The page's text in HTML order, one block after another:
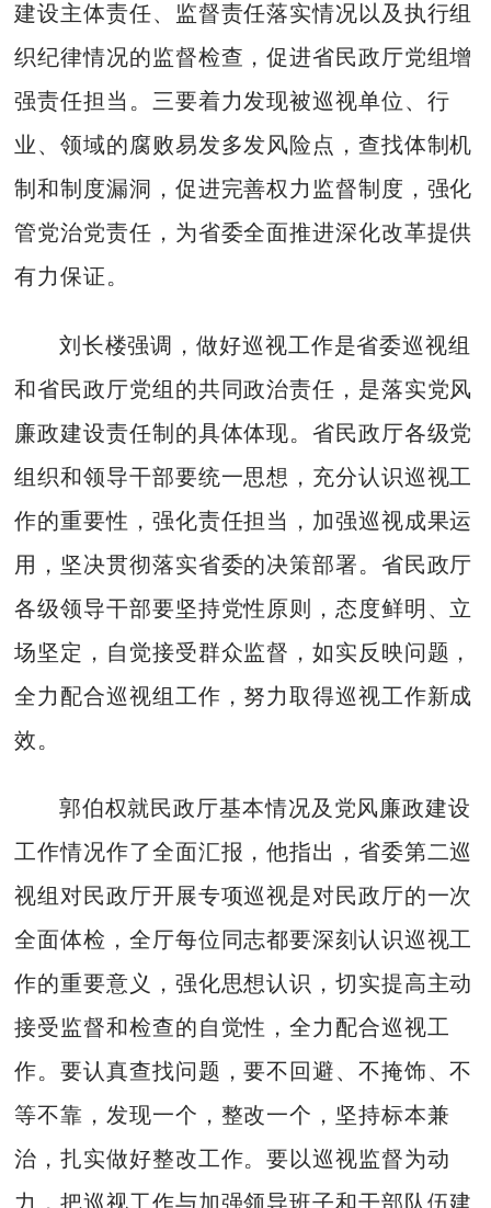
建设主体责任、监督责任落实情况以及执行组
织纪律情况的监督检查，促进省民政厅党组增
强责任担当。三要着力发现被巡视单位、行
业、领域的腐败易发多发风险点，查找体制机
制和制度漏洞，促进完善权力监督制度，强化
管党治党责任，为省委全面推进深化改革提供
有力保证。
刘长楼强调，做好巡视工作是省委巡视组
和省民政厅党组的共同政治责任，是落实党风
廉政建设责任制的具体体现。省民政厅各级党
组织和领导干部要统一思想，充分认识巡视工
作的重要性，强化责任担当，加强巡视成果运
用，坚决贯彻落实省委的决策部署。省民政厅
各级领导干部要坚持党性原则，态度鲜明、立
场坚定，自觉接受群众监督，如实反映问题，
全力配合巡视组工作，努力取得巡视工作新成
效。
郭伯权就民政厅基本情况及党风廉政建设
工作情况作了全面汇报，他指出，省委第二巡
视组对民政厅开展专项巡视是对民政厅的一次
全面体检，全厅每位同志都要深刻认识巡视工
作的重要意义，强化思想认识，切实提高主动
接受监督和检查的自觉性，全力配合巡视工
作。要认真查找问题，要不回避、不掩饰、不
等不靠，发现一个，整改一个，坚持标本兼
治，扎实做好整改工作。要以巡视监督为动
力，把巡视工作与加强领导班子和干部队伍建